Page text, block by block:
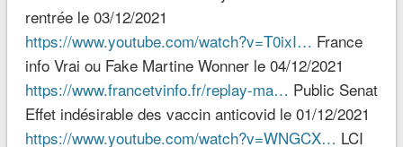
rentrée le 03/12/2021
https://www.youtube.com/watch?v=T0ixI… France
info Vrai ou Fake Martine Wonner le 04/12/2021
https://www.francetvinfo.fr/replay-ma… Public Senat
Effet indésirable des vaccin anticovid le 01/12/2021
https://www.youtube.com/watch?v=WNGCX… LCI